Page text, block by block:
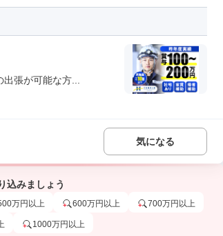
張が可能な方...
気になる
込みましょう
万円以上 600万円以上 700万円以上
1000万円以上